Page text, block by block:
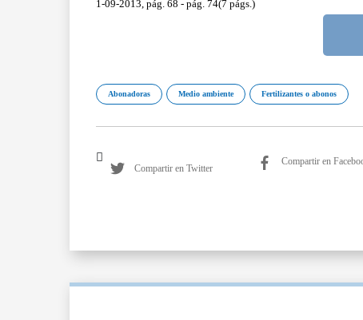
1-09-2013, pág. 68 - pág. 74(7 págs.)
Abonadoras Medio ambiente Fertilizantes o abonos
Compartir en Twitter
Compartir en